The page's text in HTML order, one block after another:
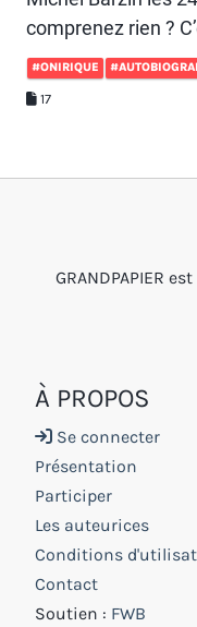
comprenez rien ?
#ONIRIQUE
17
GRANDPAPIER
À PROPOS
Se connecter
Présentation
Participer
Les auteurices
Conditions
Contact
Soutien : FWB